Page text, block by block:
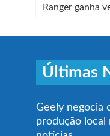
Ranger ganha
Últimas
Geely negocia
produção local